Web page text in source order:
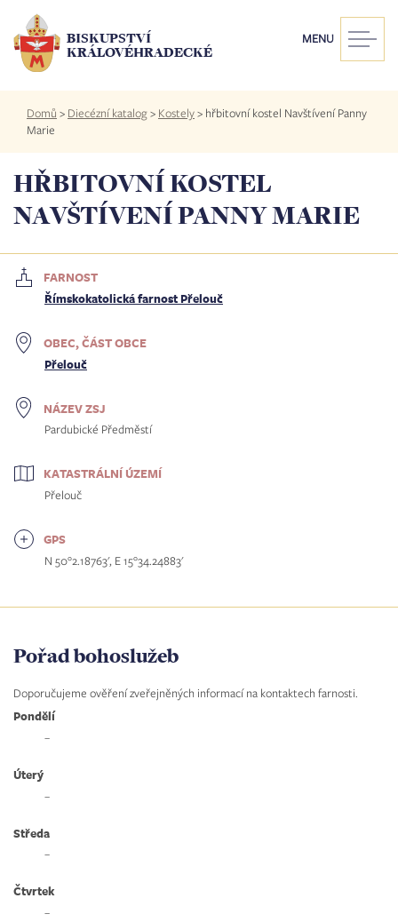
hlavnímu
obsahu
BISKUPSTVÍ
KRÁLOVÉHRADECKÉ
MENU
Drobečková
navigace
Domů > Diecézní katalog> Kostely> hřbitovní kostel Navštívení Panny
Marie
HŘBITOVNÍ KOSTEL
NAVŠTÍVENÍ PANNY MARIE
FARNOST
Římskokatolická farnost Přelouč
OBEC, ČÁST OBCE
Přelouč
NÁZEV ZSJ
Pardubické Předměstí
KATASTRÁLNÍ ÚZEMÍ
Přelouč
GPS
N 50°2.18763', E 15°34.24883'
Pořad bohoslužeb
Doporučujeme ověření zveřejněných informací na kontaktech farnosti.
Pondělí
–
Úterý
–
Středa
–
Čtvrtek
–